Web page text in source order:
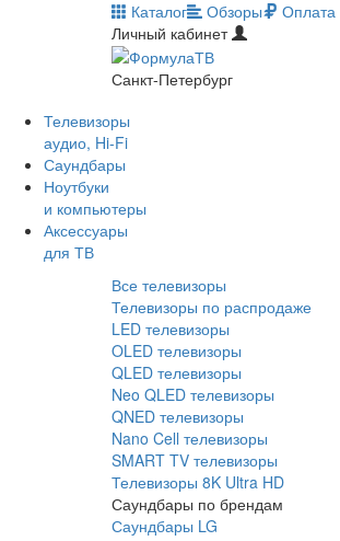
Каталог Обзоры Оплата
Личный кабинет
Санкт-Петербург
Телевизоры
аудио, Hi-Fi
Саундбары
Ноутбуки
и компьютеры
Аксессуары
для ТВ
Все телевизоры
Телевизоры по распродаже
LED телевизоры
OLED телевизоры
QLED телевизоры
Neo QLED телевизоры
QNED телевизоры
Nano Cell телевизоры
SMART TV телевизоры
Телевизоры 8K Ultra HD
Саундбары по брендам
Саундбары LG